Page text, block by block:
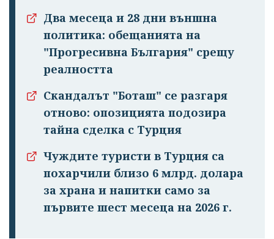
Два месеца и 28 дни външна
политика: обещанията на
"Прогресивна България" срещу
реалността
Скандалът "Боташ" се разгаря
отново: опозицията подозира
тайна сделка с Турция
Чуждите туристи в Турция са
похарчили близо 6 млрд. долара
за храна и напитки само за
първите шест месеца на 2026 г.